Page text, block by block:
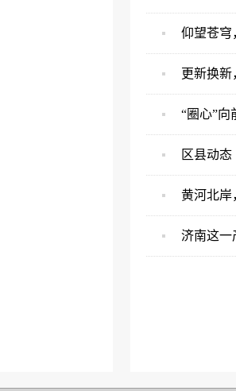
仰望苍穹
更新换新
“圈心”向
区县动
黄河北岸
济南这一